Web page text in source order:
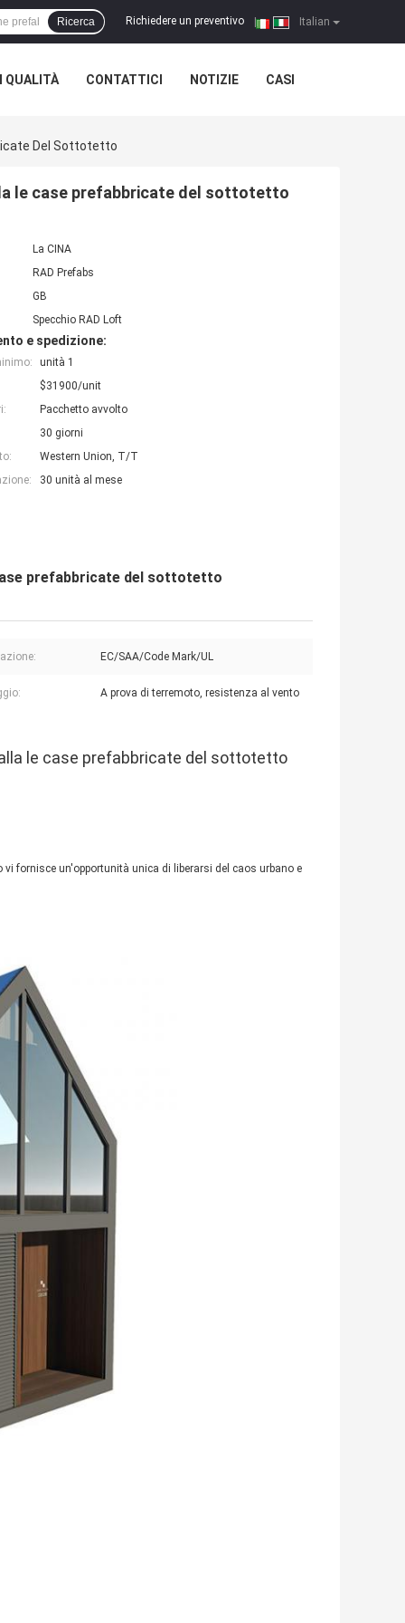
Italian
Richiedere un preventivo |
Ricerca
QUALITÀ CONTATTICI NOTIZIE CASI
Del Sottotetto
le case prefabbricate del sottotetto
La CINA
RAD Prefabs
GB
Specchio RAD Loft
e spedizione:
unità 1
$31900/unit
Pacchetto avvolto
30 giorni
Western Union, T/T
30 unità al mese
prefabbricate del sottotetto
EC/SAA/Code Mark/UL
A prova di terremoto, resistenza al vento
le case prefabbricate del sottotetto
fornisce un'opportunità unica di liberarsi del caos urbano e